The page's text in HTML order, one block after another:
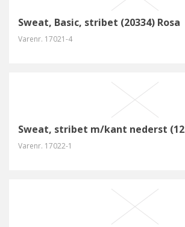
Sweat, Basic, stribet (20334) Rosa
Varenr. 17021-4
Sweat, stribet m/kant nederst
Varenr. 17022-1